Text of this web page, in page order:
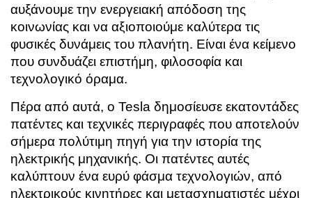
αυξάνουμε την ενεργειακή απόδοση της
κοινωνίας και να αξιοποιούμε καλύτερα τις
φυσικές δυνάμεις του πλανήτη. Είναι ένα κείμενο
που συνδυάζει επιστήμη, φιλοσοφία και
τεχνολογικό όραμα.
Πέρα από αυτά, ο Tesla δημοσίευσε εκατοντάδες
πατέντες και τεχνικές περιγραφές που αποτελούν
σήμερα πολύτιμη πηγή για την ιστορία της
ηλεκτρικής μηχανικής. Οι πατέντες αυτές
καλύπτουν ένα ευρύ φάσμα τεχνολογιών, από
ηλεκτρικούς κινητήρες και μετασχηματιστές μέχρι